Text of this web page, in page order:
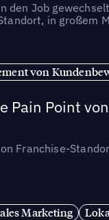
den Job
in großem
von
Pain Point
Franchise-
Marketing